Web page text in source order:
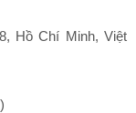
•
Hồ Chí Minh, Việt